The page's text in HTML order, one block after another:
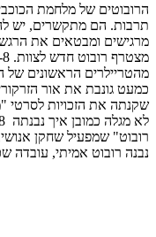
הרובוטים של מלחמת
תרבות. הם מתקשרים, יש
מרגישים ומבטאים את
מצטרף רובוט חדש לצוות.
מהטריילרים הראשונים של
כמעט גונבת את אור
שקנתה את הזכויות
לא מגלה כמובן איך נבנתה 8-
רובוט" שמפעיל שחקן
נבנה רובוט אמיתי, עובדה